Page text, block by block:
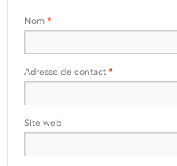
Nom *
Adresse de contact *
Site web